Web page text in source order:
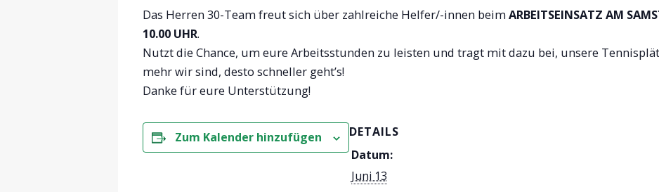
Das Herren 30-Team freut sich über zahlreiche Helfer/-innen beimARBEITSEINSATZ AM
10.00 UHR.
Nutzt die Chance, um eure Arbeitsstunden zu leisten und tragt mit dazu bei, unsere
mehr wir sind, desto schneller geht’s!
Danke für eure Unterstützung!
Zum Kalender hinzufügen
DETAILS
Datum:
Juni 13